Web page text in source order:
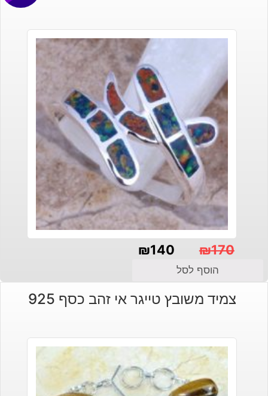
₪170
המקורי
₪140
הנוכחי
הוסף לסל
צמיד משובץ טייגר אי זהב כסף 925